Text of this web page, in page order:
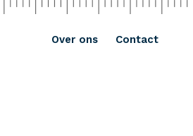
Over ons Contact